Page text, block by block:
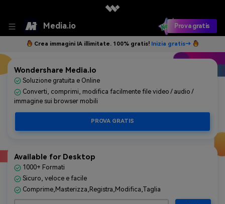
Media.io Prova gratis
Crea immagini IA illimitate. 100% gratis! Inizia gratis→
Wondershare Media.io
Soluzione gratuita e Online
Converti, comprimi, modifica facilmente file video / audio /
immagine sui browser mobili
PROVA GRATIS
Available for Desktop
1000+ Formati
Sicuro, veloce e facile
Comprime,Masterizza,Registra,Modifica,Taglia